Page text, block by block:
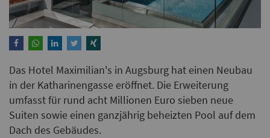
Das Hotel Maximilian's in Augsburg hat einen Neubau
in der Katharinengasse eröffnet. Die Erweiterung
umfasst für rund acht Millionen Euro sieben neue
Suiten sowie einen ganzjährig beheizten Pool auf dem
Dach des Gebäudes.